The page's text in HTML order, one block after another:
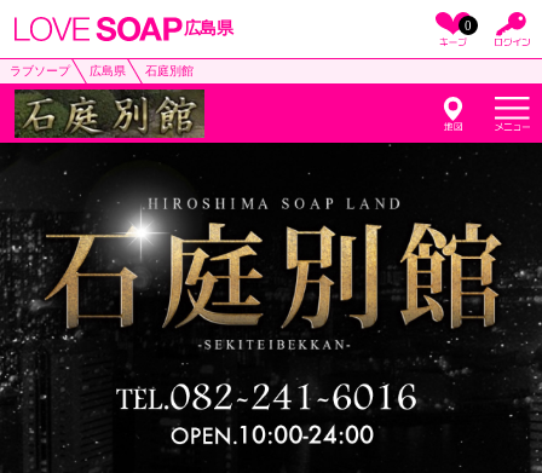
広島県 0
ラブソープ 広島県 石庭別館